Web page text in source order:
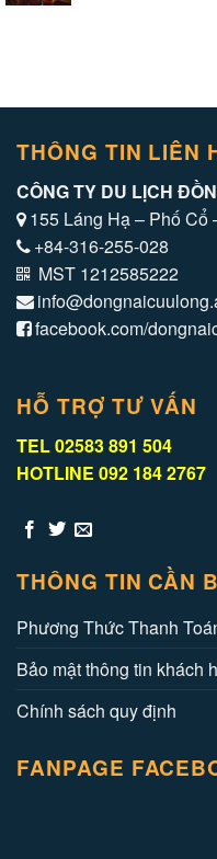
THÔNG TIN LIÊN
CÔNG TY DU LỊCH
155 Láng Hạ – Phố Cổ
+84-316-255-028
MST 1212585222
facebook.com/
HỖ TRỢ TƯ VẤN
TEL 02583 891 504
HOTLINE 092 184 2767
THÔNG TIN CẦN
Phương Thức Thanh
Bảo mật thông tin khách
Chính sách quy định
FANPAGE